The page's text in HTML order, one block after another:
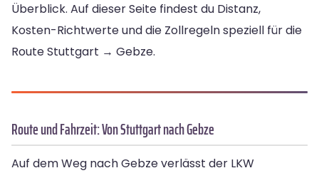
Überblick. Auf dieser Seite findest du Distanz,
Kosten-Richtwerte und die Zollregeln speziell für die
Route Stuttgart → Gebze.
Route und Fahrzeit: Von Stuttgart nach Gebze
Auf dem Weg nach Gebze verlässt der LKW